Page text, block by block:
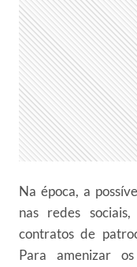
Na época, a
nas redes
contratos de
Para amenizar